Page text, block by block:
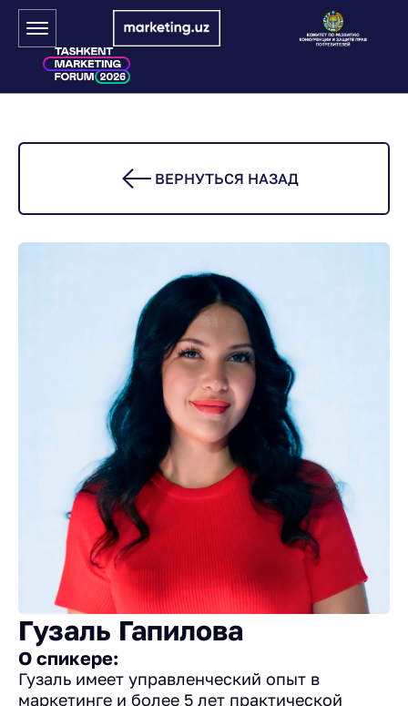
ВЕРНУТЬСЯ НАЗАД
Гузаль Гапилова
О спикере:
Гузаль имеет управленческий опыт в
маркетинге и более 5 лет практической